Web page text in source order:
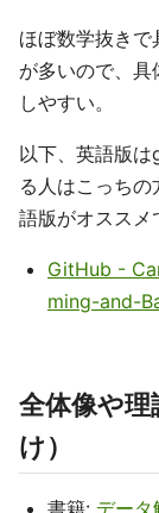
ほぼ数学抜き
が多いので、
しやすい。
以下、英語版
る人はこっち
語版がオススメ
GitHub -
ming-and-
全体像や理
け）
書籍: デー